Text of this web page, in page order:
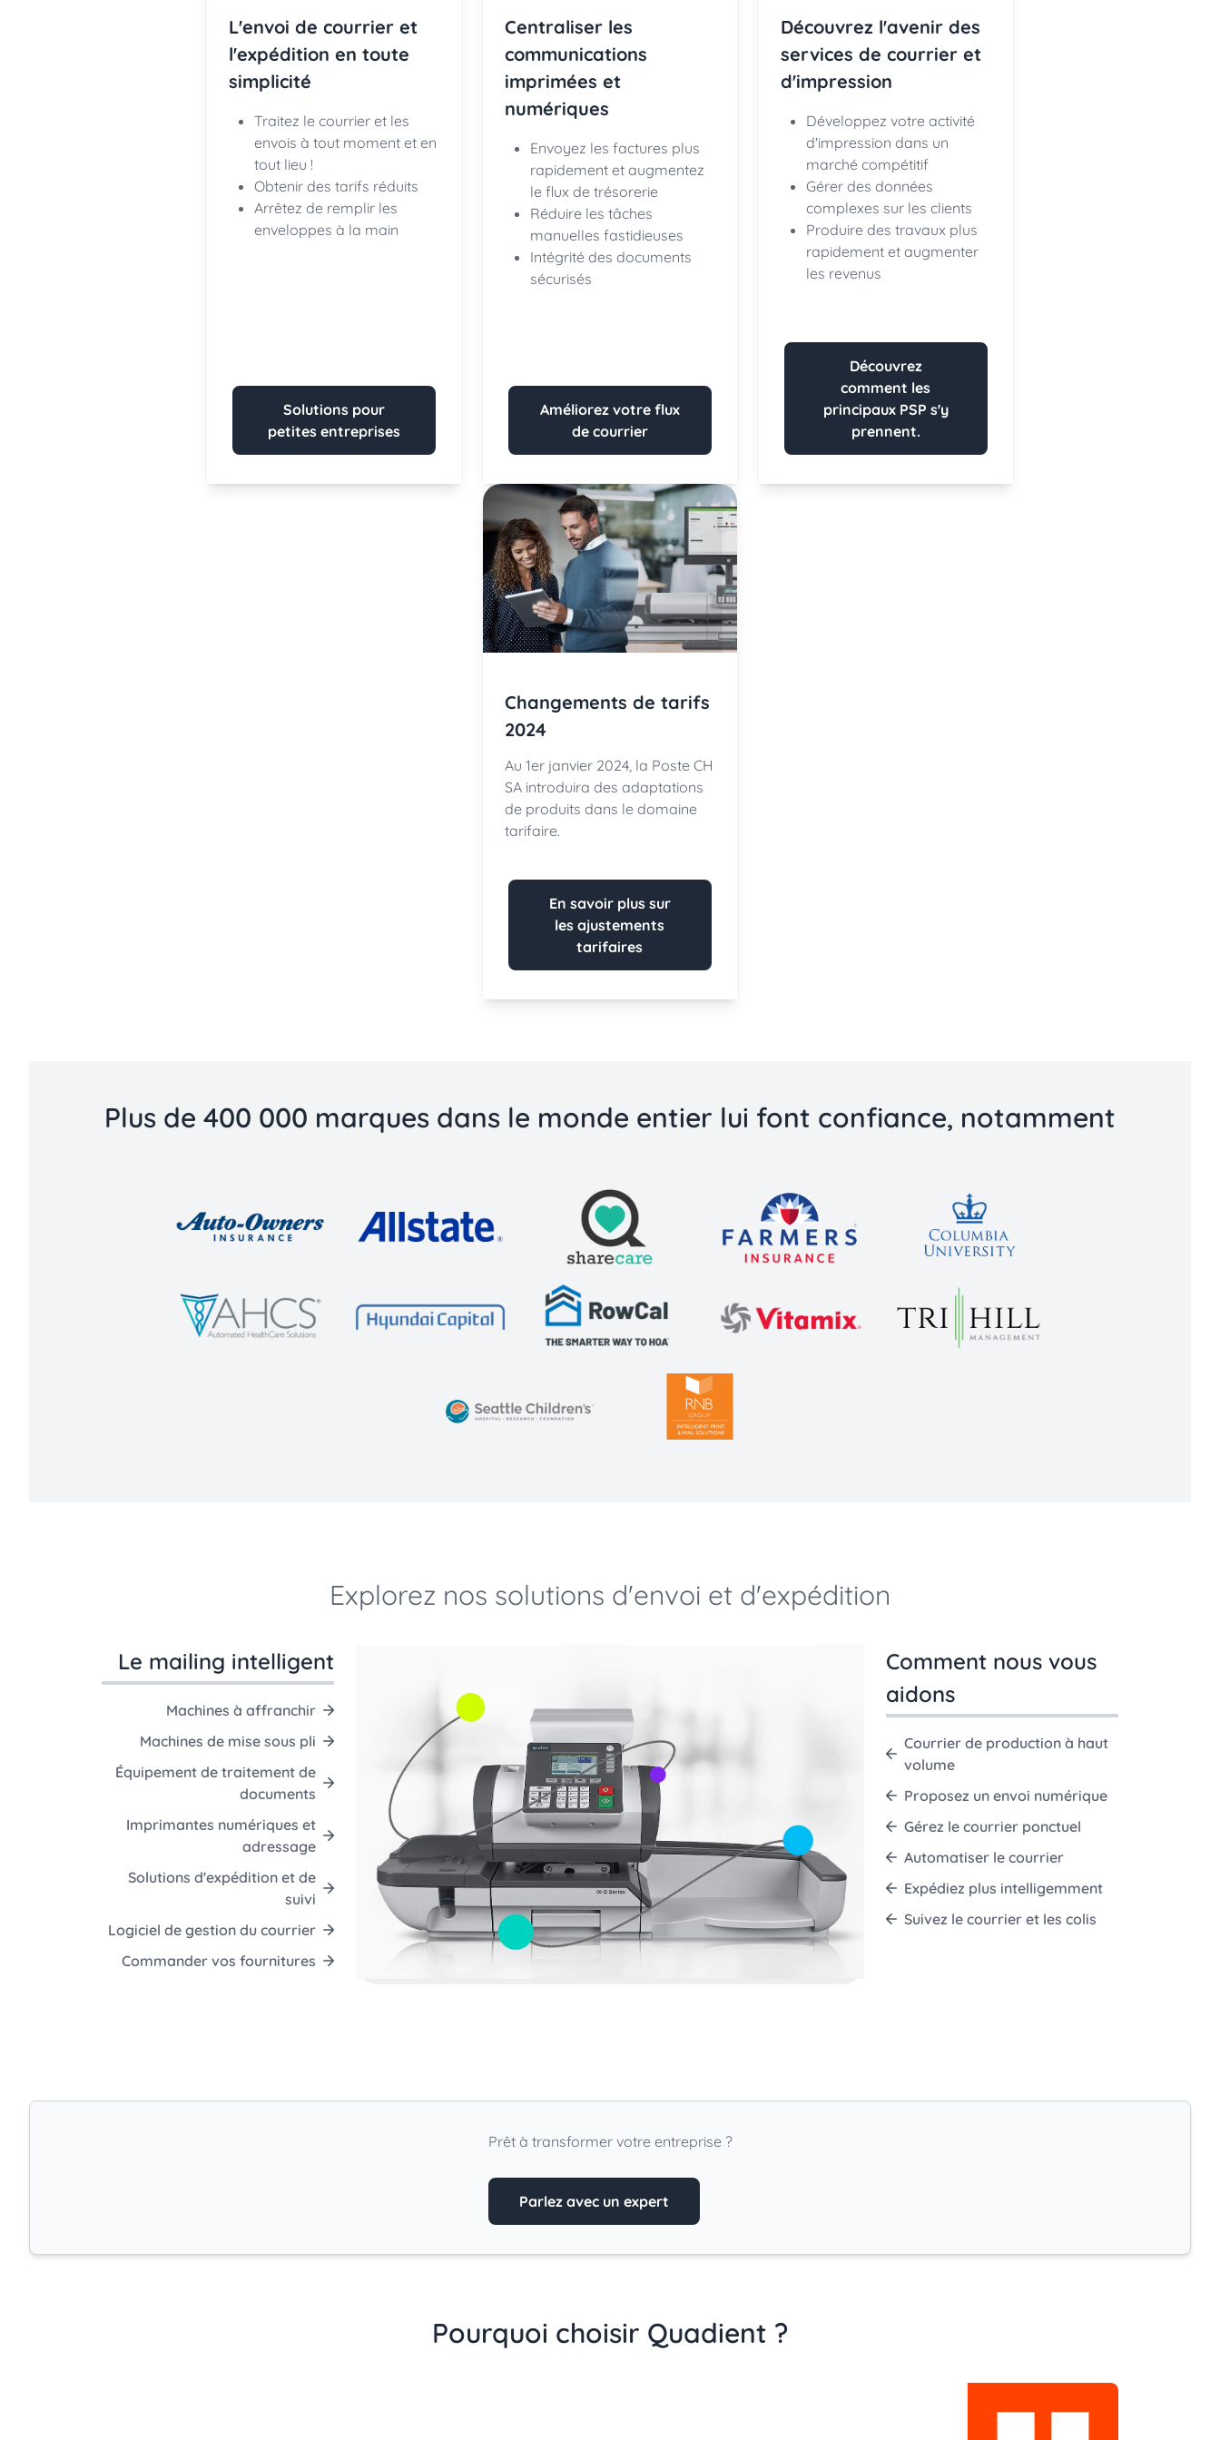
L'envoi de courrier et
l'expédition en toute
simplicité
Traitez le courrier et les
envois à tout moment et en
tout lieu !
Obtenir des tarifs réduits
Arrêtez de remplir les
enveloppes à la main
Solutions pour
petites entreprises
Centraliser les
communications
imprimées et
numériques
Envoyez les factures plus
rapidement et augmentez
le flux de trésorerie
Réduire les tâches
manuelles fastidieuses
Intégrité des documents
sécurisés
Améliorez votre flux
de courrier
Découvrez l'avenir des
services de courrier et
d'impression
Développez votre activité
d'impression dans un
marché compétitif
Gérer des données
complexes sur les clients
Produire des travaux plus
rapidement et augmenter
les revenus
Découvrez
comment les
principaux PSP s'y
prennent.
Changements de tarifs
2024
Au 1er janvier 2024, la Poste CH
SA introduira des adaptations
de produits dans le domaine
tarifaire.
En savoir plus sur
les ajustements
tarifaires
Plus de 400 000 marques dans le monde entier lui font confiance, notamment
Explorez nos solutions d'envoi et d'expédition
Le mailing intelligent
Machines à affranchir
Machines de mise sous pli
Équipement de traitement de
documents
Imprimantes numériques et
adressage
Solutions d'expédition et de
suivi
Logiciel de gestion du courrier
Commander vos fournitures
Comment nous vous
aidons
Courrier de production à haut
volume
Proposez un envoi numérique
Gérez le courrier ponctuel
Automatiser le courrier
Expédiez plus intelligemment
Suivez le courrier et les colis
Prêt à transformer votre entreprise ?
Parlez avec un expert
Pourquoi choisir Quadient ?